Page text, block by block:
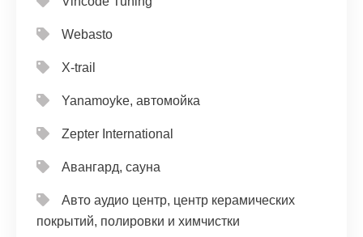
Webasto
X-trail
Yanamoyke, автомойка
Zepter International
Авангард, сауна
Авто аудио центр, центр керамических
покрытий, полировки и химчистки